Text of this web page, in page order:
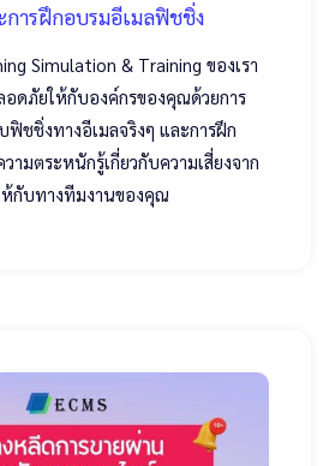
การฝึกอบรมอีเมลฟิชชิ่ง
Simulation & Training ของเรา
อดภัยให้กับองค์กรของคุณด้วยการ
ฟิชชิ่งทางอีเมลจริงๆ และการฝึก
ามตระหนักรู้เกี่ยวกับความเสี่ยงจาก
ห้กับทางทีมงานของคุณ